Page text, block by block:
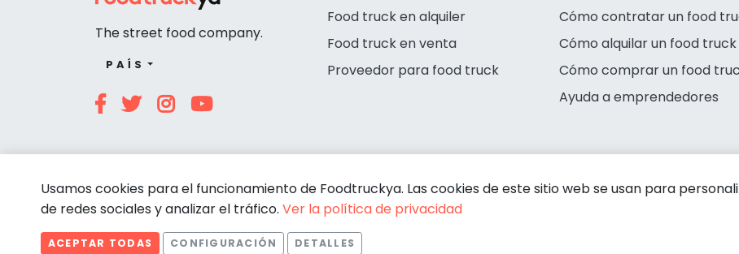
Food truck en alquiler
Food truck en venta
Proveedor para food truck
Cómo contratar un food
Cómo alquilar un food truck
Cómo comprar un food
Ayuda a emprendedores
The street food company.
PAÍS
© Foodtruckya 2026
Usamos cookies para el funcionamiento de Foodtruckya. Las cookies de este sitio web se usan para
de redes sociales y analizar el tráfico. Ver la política de privacidad
ACEPTAR TODAS CONFIGURACIÓN DETALLES